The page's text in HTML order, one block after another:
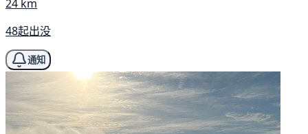
24 km
48起出没
通知